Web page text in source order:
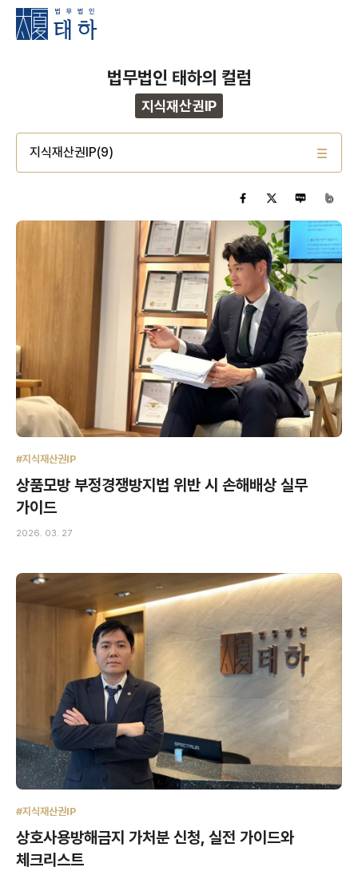
법무법인 태하의 컬럼
지식재산권IP
지식재산권IP(9)
#지식재산권IP
상품모방 부정경쟁방지법 위반 시 손해배상 실무
가이드
2026. 03. 27
#지식재산권IP
상호사용방해금지 가처분 신청, 실전 가이드와
체크리스트